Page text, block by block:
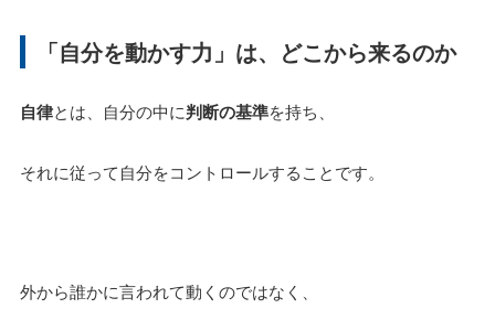
「自分を動かす力」は、どこから来るのか
自律とは、自分の中に判断の基準を持ち、
それに従って自分をコントロールすることです。
外から誰かに言われて動くのではなく、